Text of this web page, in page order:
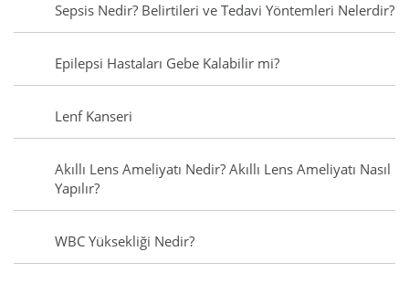
Sepsis Nedir? Belirtileri ve Tedavi Yöntemleri Nelerdir?
Epilepsi Hastaları Gebe Kalabilir mi?
Lenf Kanseri
Akıllı Lens Ameliyatı Nedir? Akıllı Lens Ameliyatı Nasıl
Yapılır?
WBC Yüksekliği Nedir?